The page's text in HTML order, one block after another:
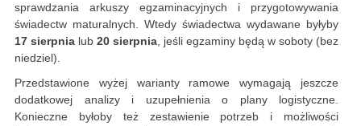
sprawdzania arkuszy egzaminacyjnych i przygotowywania
świadectw maturalnych. Wtedy świadectwa wydawane byłyby
17 sierpnia lub 20 sierpnia, jeśli egzaminy będą w soboty (bez
niedziel).
Przedstawione wyżej warianty ramowe wymagają jeszcze
dodatkowej analizy i uzupełnienia o plany logistyczne.
Konieczne byłoby też zestawienie potrzeb i możliwości